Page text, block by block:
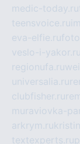
medic-today.ru
teensvoice.ru
eva-elfie.ru
veslo-i-yakor.ru
regionufa.ru
universalia.ru
clubfisher.ru
muraviovka-
arkrym.ru
textexperts.ru